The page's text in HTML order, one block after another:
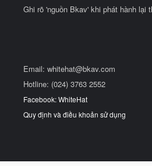
Ghi rõ 'nguồn Bkav' khi phát hành lại
Email: whitehat@bkav.com
Hotline: (024) 3763 2552
Facebook: WhiteHat
Quy định và điều khoản sử dụng